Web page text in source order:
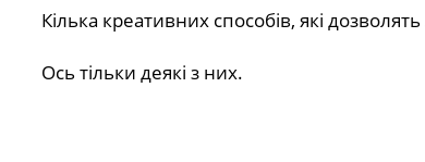
Кілька креативних способів, які
Ось тільки деякі з них.